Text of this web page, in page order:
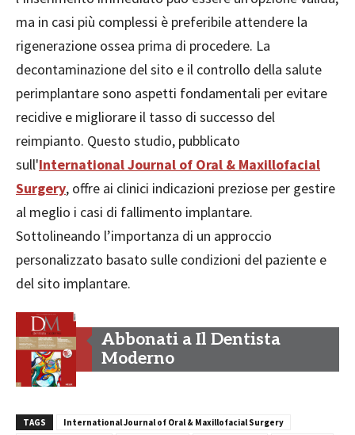
ma in casi più complessi è preferibile attendere la
rigenerazione ossea prima di procedere. La
decontaminazione del sito e il controllo della salute
perimplantare sono aspetti fondamentali per evitare
recidive e migliorare il tasso di successo del
reimpianto. Questo studio, pubblicato
sull'International Journal of Oral & Maxillofacial
Surgery, offre ai clinici indicazioni preziose per gestire
al meglio i casi di fallimento implantare.
Sottolineando l’importanza di un approccio
personalizzato basato sulle condizioni del paziente e
del sito implantare.
Abbonati a Il Dentista
Moderno
TAGS
International Journal of Oral & Maxillofacial Surgery